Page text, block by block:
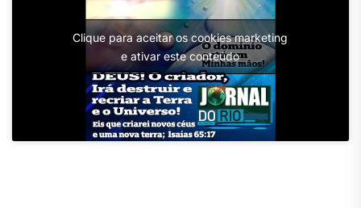
Clique para aceitar os cookies marketing
e ativar este conteúdo